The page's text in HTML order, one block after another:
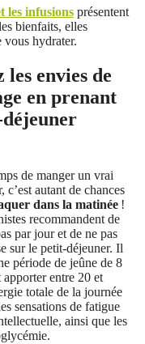
les infusions présentent
bienfaits, elles
vous hydrater.
les envies de
en prenant
de manger un vrai
c’est autant de chances
dans la matinée !
recommandent de
par jour et de ne pas
sur le petit-déjeuner. Il
période de jeûne de 8
entre 20 et
totale de la journée
sensations de fatigue
ainsi que les